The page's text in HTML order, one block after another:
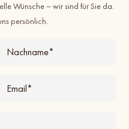
Wünsche – wir sind für Sie da.
persönlich.